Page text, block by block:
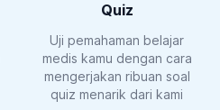
Quiz
Uji pemahaman belajar
medis kamu dengan cara
mengerjakan ribuan soal
quiz menarik dari kami